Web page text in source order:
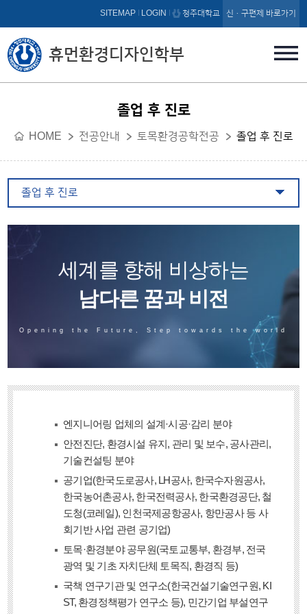
본문 바로가기
휴먼환경디자인학부
SITEMAP LOGIN 청주대학교 신·구편제 바로가기
졸업 후 진로
HOME 전공안내 토목환경공학전공 졸업 후 진로
졸업 후 진로
세계를 향해 비상하는
남다른 꿈과 비전
Opening the Future, Step towards the world
엔지니어링 업체의 설계·시공·감리 분야
안전진단, 환경시설 유지, 관리 및 보수, 공사관리,
기술컨설팅 분야
공기업(한국도로공사, LH공사, 한국수자원공사,
한국농어촌공사, 한국전력공사, 한국환경공단, 철
도청(코레일), 인천국제공항공사, 항만공사 등 사
회기반 사업 관련 공기업)
토목·환경분야 공무원(국토교통부, 환경부, 전국
광역 및 기초 자치단체 토목직, 환경직 등)
국책 연구기관 및 연구소(한국건설기술연구원, KI
ST, 환경정책평가 연구소 등), 민간기업 부설연구